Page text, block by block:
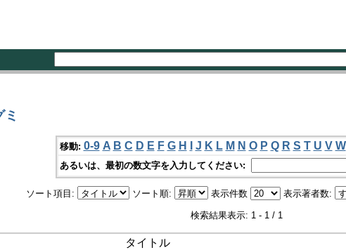
移動: 0-9 A B C D E F G H J K L M N O P Q R S T U V W
あるいは、最初の数文字を入力してください:
ソート項目: ソート順: 表示件数 表示著者数:
検索結果表示: 1 - 1 / 1
タイトル